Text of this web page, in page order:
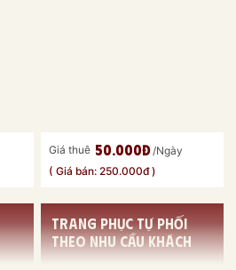
Giá thuê 50.000đ/Ngày
( Giá bán: 250.000đ )
Trang phục tự phối
theo nhu cầu khách